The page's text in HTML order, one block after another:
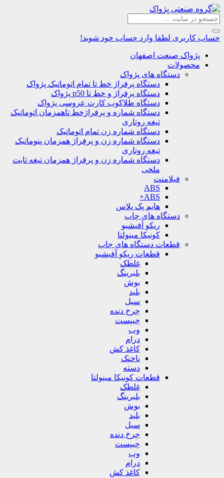
حساب کاربری لطفا وارد حساب خود شوید!
پژواک صنعت اصفهان
محصولات
دستگاه های پژواک
دستگاه پرفراژ خط تا تمام اتوماتیک پژواک
دستگاه پرفراژ و خط تا p50 پژواک
دستگاه طلاکوب کارت عروسی پژواک
دستگاه شماره و پرفراژخط تاهمزمان اتوماتیک
تیغه روتاری
دستگاه شماره زن تمام اتوماتیک
دستگاه شماره زن و پرفراژ همزمان پنوماتیک
تیغه روتاری
دستگاه شماره زن و پرفراژ همزمان تیغه ثابت
ملخی
فیلامنت
ABS
ABS+
هایم پک پلاس
دستگاه های چاپ
ریکو آفیشیو
کونیکا مینولتا
قطعات دستگاه های چاپ
قطعات ریکو آفیشیو
غلطک
بلبرینگ
بوش
بلید
سیل
چرخ دنده
چیپست
وب
درام
کاغذ کش
ناخنک
دسته
قطعات کونیکا مینولتا
غلطک
بلبرینگ
بوش
بلید
سیل
چرخ دنده
چیپست
وب
درام
کاغذ کش